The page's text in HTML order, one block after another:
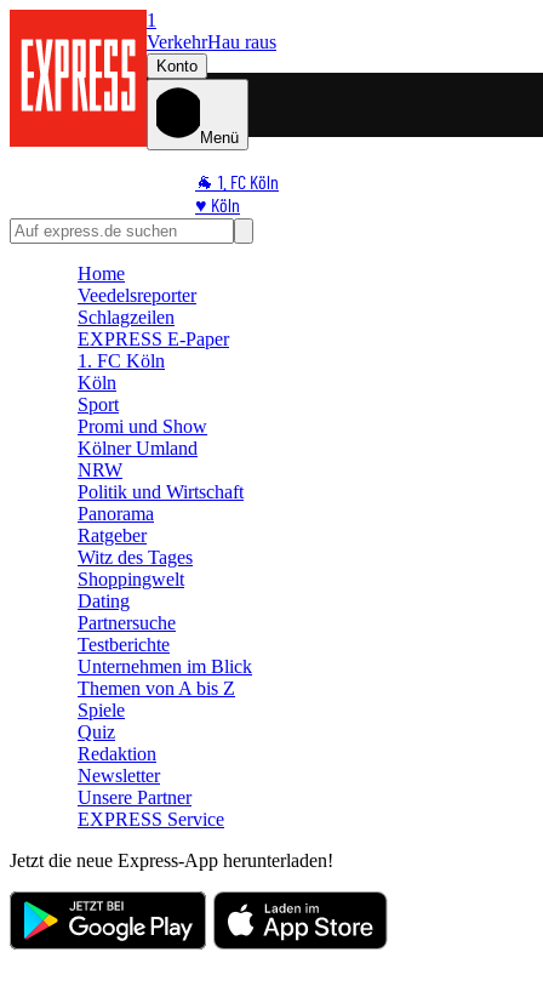
1
VerkehrHau raus
Konto
Menü
🐐 1. FC Köln
♥️ Köln
⭐ Promi
🛒 Shoppingwelt
Home
Veedelsreporter
Schlagzeilen
EXPRESS E-Paper
1. FC Köln
Köln
Sport
Promi und Show
Kölner Umland
NRW
Politik und Wirtschaft
Panorama
Ratgeber
Witz des Tages
Shoppingwelt
Dating
Partnersuche
Testberichte
Unternehmen im Blick
Themen von A bis Z
Spiele
Quiz
Redaktion
Newsletter
Unsere Partner
EXPRESS Service
Jetzt die neue Express-App herunterladen!